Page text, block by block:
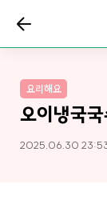
요리해요
오이냉국
2025.06.30